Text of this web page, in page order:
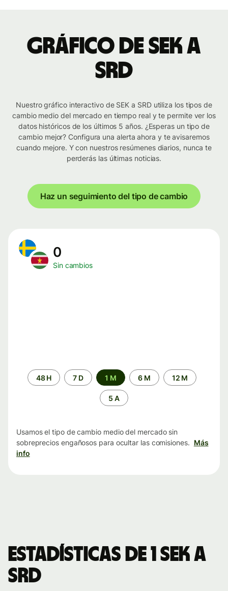
Gráfico de SEK a
SRD
Nuestro gráfico interactivo de SEK a SRD utiliza los tipos de
cambio medio del mercado en tiempo real y te permite ver los
datos históricos de los últimos 5 años. ¿Esperas un tipo de
cambio mejor? Configura una alerta ahora y te avisaremos
cuando mejore. Y con nuestros resúmenes diarios, nunca te
perderás las últimas noticias.
Haz un seguimiento del tipo de cambio
0
Sin cambios
Periodo48 H 7 D 1 M 6 M 12 M
5 A
Usamos el tipo de cambio medio del mercado sin
sobreprecios engañosos para ocultar las comisiones. Más
info
Estadísticas de 1 SEK a
SRD